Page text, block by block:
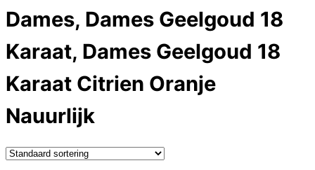
Dames, Dames Geelgoud 18
Karaat, Dames Geelgoud 18
Karaat Citrien Oranje
Nauurlijk